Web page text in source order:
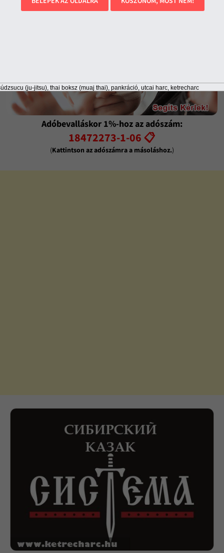
(ju-jitsu), thai boksz (muaj thai), pankráció, utcai harc, ketrecharc
Adóbevalláskor 1%-hoz az adószám:
18472273-1-06 📋
(Kattintson az adószámra a másoláshoz.)